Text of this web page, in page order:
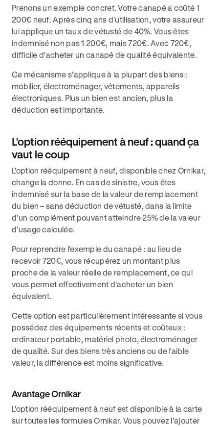
Prenons un exemple concret. Votre canapé a coûté 1
200€ neuf. Après cinq ans d'utilisation, votre assureur
lui applique un taux de vétusté de 40%. Vous êtes
indemnisé non pas 1 200€, mais 720€. Avec 720€,
difficile d'acheter un canapé de qualité équivalente.
Ce mécanisme s'applique à la plupart des biens :
mobilier, électroménager, vêtements, appareils
électroniques. Plus un bien est ancien, plus la
déduction est importante.
L'option rééquipement à neuf : quand ça
vaut le coup
L'option rééquipement à neuf, disponible chez Ornikar,
change la donne. En cas de sinistre, vous êtes
indemnisé sur la base de la valeur de remplacement
du bien – sans déduction de vétusté, dans la limite
d'un complément pouvant atteindre 25% de la valeur
d'usage calculée.
Pour reprendre l'exemple du canapé : au lieu de
recevoir 720€, vous récupérez un montant plus
proche de la valeur réelle de remplacement, ce qui
vous permet effectivement d'acheter un bien
équivalent.
Cette option est particulièrement intéressante si vous
possédez des équipements récents et coûteux :
ordinateur portable, matériel photo, électroménager
de qualité. Sur des biens très anciens ou de faible
valeur, la différence est moins significative.
Avantage Ornikar
L'option rééquipement à neuf est disponible à la carte
sur toutes les formules Ornikar. Vous pouvez l'ajouter